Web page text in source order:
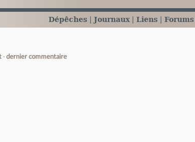
Dépêches Journaux Liens Forums
dernier commentaire